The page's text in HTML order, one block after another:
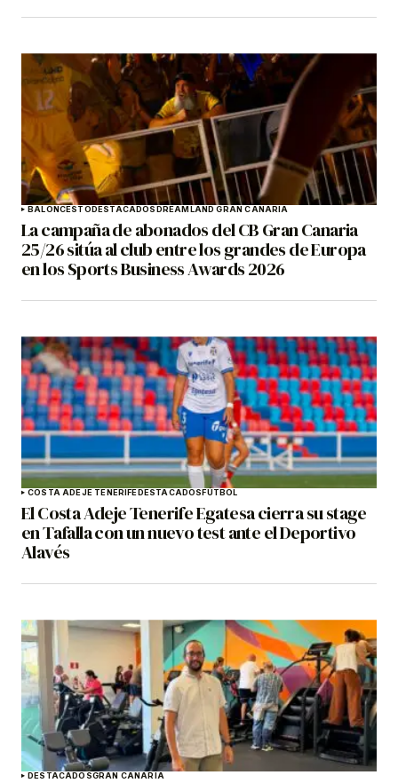
BALONCESTODESTACADOSDREAMLAND GRAN CANARIA
La campaña de abonados del CB Gran Canaria
25/26 sitúa al club entre los grandes de Europa
en los Sports Business Awards 2026
COSTA ADEJE TENERIFEDESTACADOSFÚTBOL
El Costa Adeje Tenerife Egatesa cierra su stage
en Tafalla con un nuevo test ante el Deportivo
Alavés
DESTACADOSGRAN CANARIA